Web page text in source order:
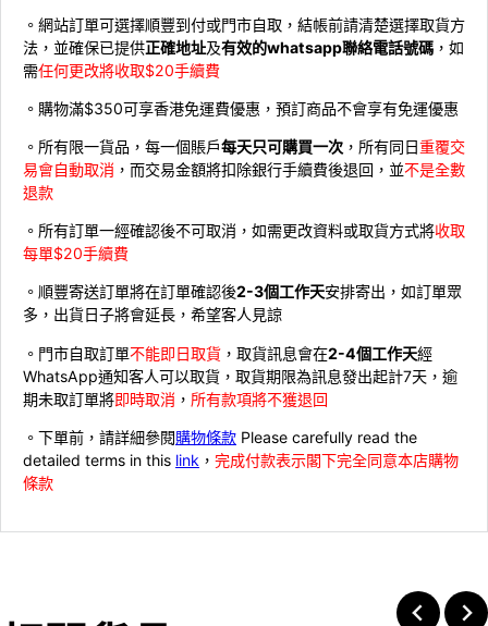
。網站訂單可選擇順豐到付或門市自取，結帳前請清楚選擇取貨方
法，並確保已提供正確地址及有效的whatsapp聯絡電話號碼 ，如
需任何更改將收取$20手續費
。購物滿$350可享香港免運費優惠，預訂商品不會享有免運優惠
。所有限一貨品，每一個賬戶每天只可購買一次 ，所有同日重覆交
易會自動取消 ，而交易金額將扣除銀行手續費後退回，並不是全數
退款
。所有訂單一經確認後不可取消，如需更改資料或取貨方式將收取
每單$20手續費
。順豐寄送訂單將在訂單確認後2-3個工作天安排寄出，如訂單眾
多，出貨日子將會延長，希望客人見諒
。門市自取訂單不能即日取貨 ，取貨訊息會在2-4個工作天經
WhatsApp通知客人可以取貨，取貨期限為訊息發出起計7天，逾
期未取訂單將即時取消 ， 所有款項將不獲退回
。下單前，請詳細參閱購物條款 Please carefully read the
detailed terms in this link ， 完成付款表示閣下完全同意本店購物
條款